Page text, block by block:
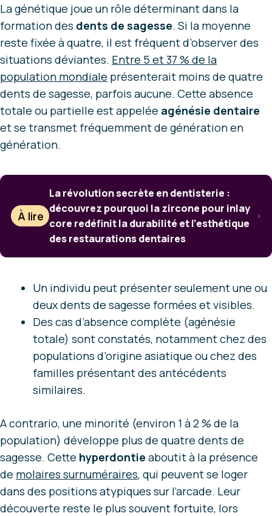
La génétique joue un rôle déterminant dans la
formation des dents de sagesse. Si la moyenne
reste fixée à quatre, il est fréquent d’observer des
situations déviantes. Entre 5 et 37 % de la
population mondiale présenterait moins de quatre
dents de sagesse, parfois aucune. Cette absence
totale ou partielle est appelée agénésie dentaire
et se transmet fréquemment de génération en
génération.
À lire
La révolution secrète en dentisterie :
découvrez pourquoi la zircone pour inlay
core redéfinit la durabilité et l’esthétique
des restaurations dentaires
Un individu peut présenter seulement une ou
deux dents de sagesse formées et visibles.
Des cas d’absence complète (agénésie
totale) sont constatés, notamment chez des
populations d’origine asiatique ou chez des
familles présentant des antécédents
similaires.
A contrario, une minorité (environ 1 à 2 % de la
population) développe plus de quatre dents de
sagesse. Cette hyperdontie aboutit à la présence
de molaires surnuméraires, qui peuvent se loger
dans des positions atypiques sur l’arcade. Leur
découverte reste le plus souvent fortuite, lors